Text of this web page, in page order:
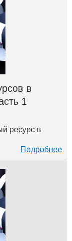
в
1
ресурс в
Подробнее